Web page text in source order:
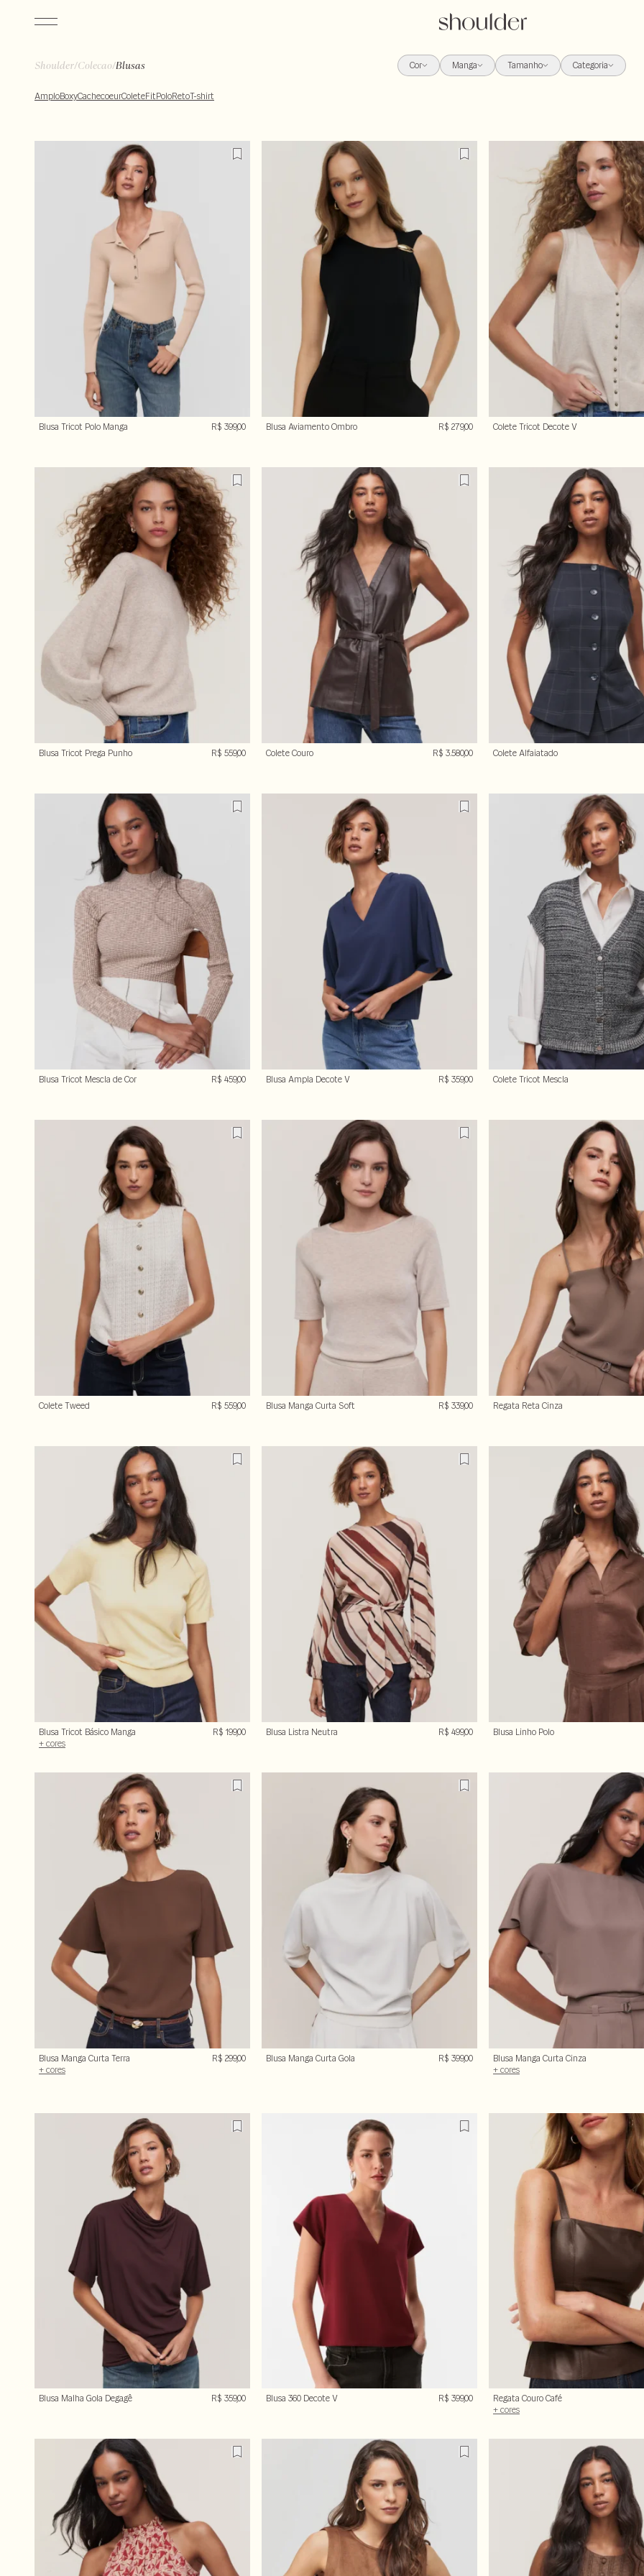
Shoulder/Colecao/Blusas Cor Manga Tamanho Categoria
AmploBoxyCachecoeurColeteFitPoloRetoT-shirt
Blusa Tricot Polo Manga
R$ 399,00 Blusa Aviamento Ombro R$ 279,00 Colete Tricot Decote V
Blusa Tricot Prega Punho R$ 559,00 Colete Couro R$ 3.580,00 Colete Alfaiatado
Blusa Tricot Mescla de Cor R$ 459,00 Blusa Ampla Decote V R$ 359,00 Colete Tricot Mescla
Colete Tweed R$ 559,00
Blusa Manga Curta Soft
R$ 339,00
Regata Reta Cinza
Blusa Tricot Básico Manga
Curta
R$ 199,00
+ cores
Blusa Listra Neutra R$ 499,00 Blusa Linho Polo
Blusa Manga Curta Terra
R$ 299,00
+ cores
Blusa Manga Curta Gola R$ 399,00
Blusa Manga Curta Cinza
Queimado
+ cores
Blusa Malha Gola Degagê R$ 359,00
Blusa 360 Decote V
R$ 399,00 Regata Couro Café
+ cores